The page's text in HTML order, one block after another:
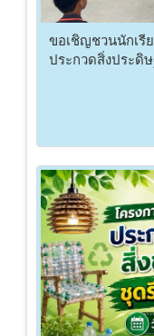
ขอเชิญชวนนักเรี
ประกวดสิ่งประดิ